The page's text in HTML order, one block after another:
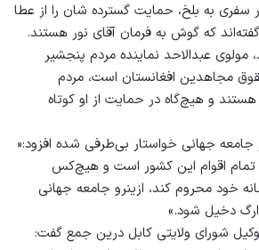
سفری به بلخ، حمایت گسترده شان را از عطا
که گوش به فرمان آقای نور هستند.
مولوی عبدالاحد نماینده مردم پنجشیر
مجاهدین افغانستان است، مردم
و هیچ‌گاه در حمایت از او کوتاه
جامعه جهانی خواستار بی‌طرفی شده افزود:«
تمام اقوام این کشور است و هیچ‌کس
خود محروم کند، ازینرو جامعه جهانی
ارگ دخیل شود.»
شورای ولایتی کابل درین جمع گفت: